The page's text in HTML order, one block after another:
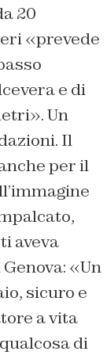
20
«prevede
e di
Un
Il
per il
aveva
«Un
sicuro e
a vita
di